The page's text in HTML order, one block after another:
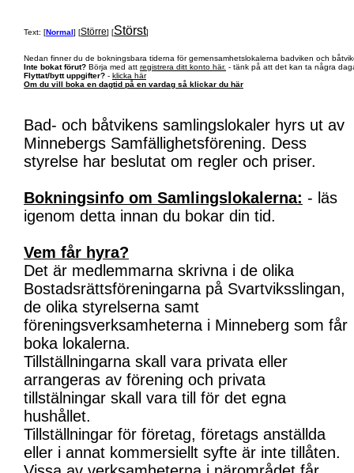
Text: [Normal] [Större] [Störst]
Nedan finner du de bokningsbara tiderna för gemensamhetslokalerna badviken och
Inte bokat förut? Börja med att registrera ditt konto här. - tänk på att det kan ta några
Flyttat/bytt uppgifter? - klicka här
Om du vill boka en dagtid på en vardag så klickar du här
Bad- och båtvikens samlingslokaler hyrs ut av
Minnebergs Samfällighetsförening. Dess
styrelse har beslutat om regler och priser.
Bokningsinfo om Samlingslokalerna: - läs
igenom detta innan du bokar din tid.
Vem får hyra?
Det är medlemmarna skrivna i de olika
Bostadsrättsföreningarna på Svartviksslingan,
de olika styrelserna samt
föreningsverksamheterna i Minneberg som får
boka lokalerna.
Tillställningarna skall vara privata eller
arrangeras av förening och privata
tillstälningar skall vara till för det egna
hushållet.
Tillställningar för företag, företags anställda
eller i annat kommersiellt syfte är inte tillåten.